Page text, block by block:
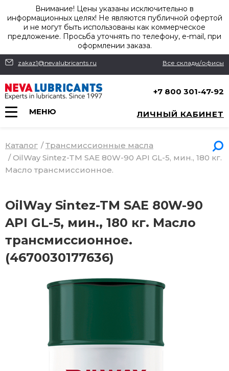
Внимание! Цены указаны исключительно в
информационных целях! Не являются публичной офертой
и не могут быть использованы как коммерческое
предложение. Просьба уточнять по телефону, e-mail, при
оформлении заказа.
zakaz1@nevalubricants.ru Все склады/офисы
+7 800 301-47-92
МЕНЮ ЛИЧНЫЙ КАБИНЕТ
Каталог / Трансмиссионные масла
/ OilWay Sintez-TM SAE 80W-90 API GL-5, мин., 180 кг.
Масло трансмиссионное.
OilWay Sintez-TM SAE 80W-90
API GL-5, мин., 180 кг. Масло
трансмиссионное.
(4670030177636)